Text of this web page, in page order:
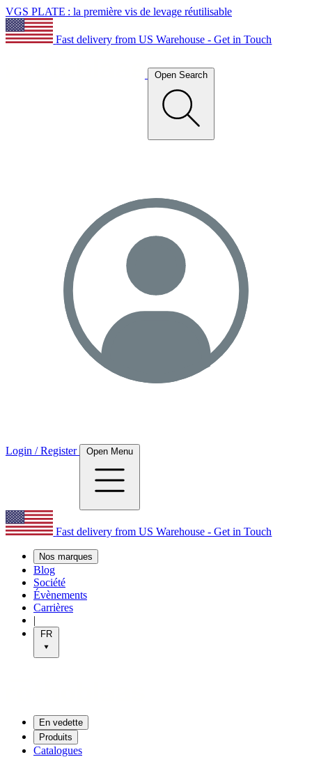
VGS PLATE : la première vis de levage réutilisable
Fast delivery from US Warehouse - Get in Touch
Open Search
Login / Register Open Menu
Fast delivery from US Warehouse - Get in Touch
Nos marques
Blog
Société
Évènements
Carrières
|
FR
En vedette
Produits
Catalogues